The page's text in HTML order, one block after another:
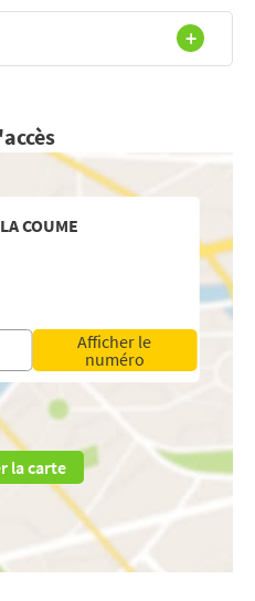
COUME
Afficher le
numéro
la carte